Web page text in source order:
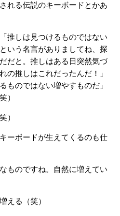
れる伝説のキーボードとかあ
推しは見つけるものではない
いう名言がありましてね、探
だと。推しはある日突然気づ
の推しはこれだったんだ！」
ものではない増やすものだ」
）
）
ーボードが生えてくるのも仕
ものですね。自然に増えてい
える（笑）